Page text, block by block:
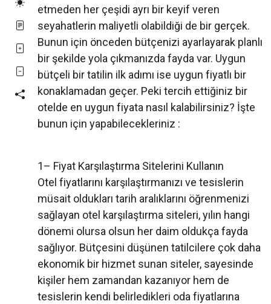
etmeden her çeşidi ayrı bir keyif veren
seyahatlerin maliyetli olabildiği de bir gerçek.
Bunun için önceden bütçenizi ayarlayarak planlı
bir şekilde yola çıkmanızda fayda var. Uygun
bütçeli bir tatilin ilk adımı ise uygun fiyatlı bir
konaklamadan geçer. Peki tercih ettiğiniz bir
otelde en uygun fiyata nasıl kalabilirsiniz? İşte
bunun için yapabilecekleriniz :
1– Fiyat Karşılaştırma Sitelerini Kullanın
Otel fiyatlarını karşılaştırmanızı ve tesislerin
müsait oldukları tarih aralıklarını öğrenmenizi
sağlayan otel karşılaştırma siteleri, yılın hangi
dönemi olursa olsun her daim oldukça fayda
sağlıyor. Bütçesini düşünen tatilcilere çok daha
ekonomik bir hizmet sunan siteler, sayesinde
kişiler hem zamandan kazanıyor hem de
tesislerin kendi belirledikleri oda fiyatlarına